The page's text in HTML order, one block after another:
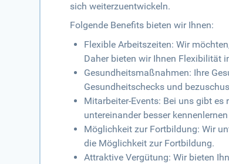
sich weiterzuentwickeln.
Folgende Benefits bieten wir Ihnen:
Flexible Arbeitszeiten: Wir
Daher bieten wir Ihnen Flexibilität
Gesundheitsmaßnahmen: Ihre
Gesundheitschecks und
Mitarbeiter-Events: Bei uns gibt
untereinander besser
Möglichkeit zur Fortbildung: Wir
die Möglichkeit zur Fortbildung.
Attraktive Vergütung: Wir bieten